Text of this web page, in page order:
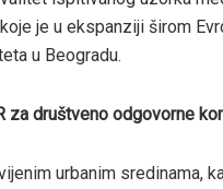
je u ekspanziji širom
u Beogradu.
društveno odgovorne
urbanim sredinama,